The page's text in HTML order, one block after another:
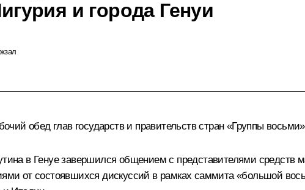
и города Генуи
обед глав государств и правительств стран «Группы
в Генуе завершился общением с представителями средств
от состоявшихся дискуссий в рамках саммита «большой